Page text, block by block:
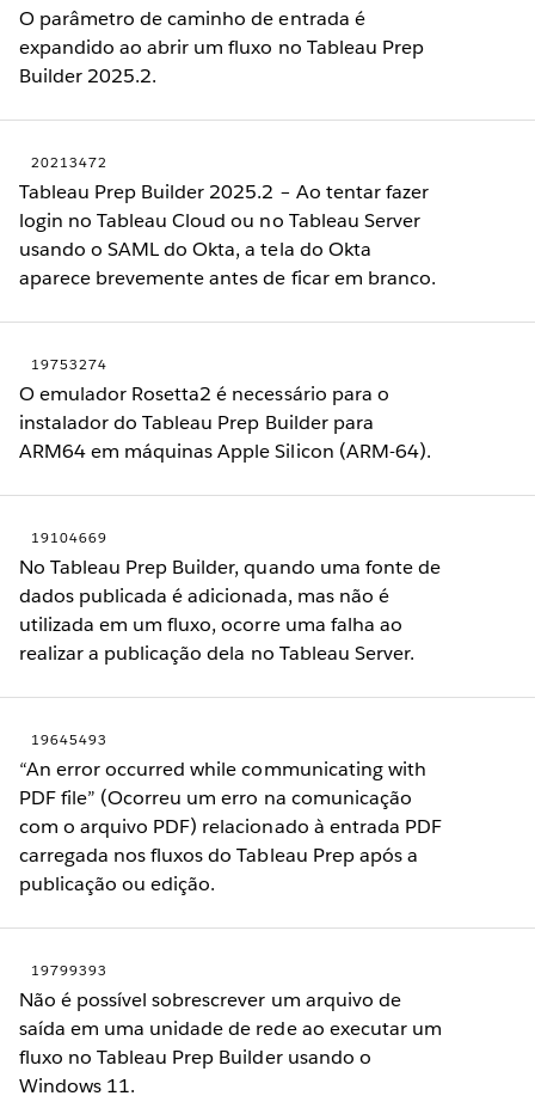
O parâmetro de caminho de entrada é
expandido ao abrir um fluxo no Tableau Prep
Builder 2025.2.
20213472
Tableau Prep Builder 2025.2 – Ao tentar fazer
login no Tableau Cloud ou no Tableau Server
usando o SAML do Okta, a tela do Okta
aparece brevemente antes de ficar em branco.
19753274
O emulador Rosetta2 é necessário para o
instalador do Tableau Prep Builder para
ARM64 em máquinas Apple Silicon (ARM-64).
19104669
No Tableau Prep Builder, quando uma fonte de
dados publicada é adicionada, mas não é
utilizada em um fluxo, ocorre uma falha ao
realizar a publicação dela no Tableau Server.
19645493
“An error occurred while communicating with
PDF file” (Ocorreu um erro na comunicação
com o arquivo PDF) relacionado à entrada PDF
carregada nos fluxos do Tableau Prep após a
publicação ou edição.
19799393
Não é possível sobrescrever um arquivo de
saída em uma unidade de rede ao executar um
fluxo no Tableau Prep Builder usando o
Windows 11.